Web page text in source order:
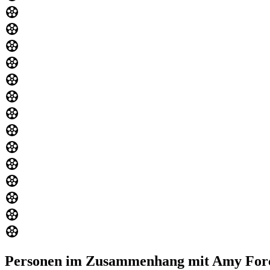
Personen im Zusammenhang mit Amy